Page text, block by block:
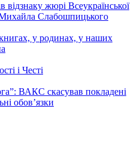
жюрі Всеукраїнської
Михайла Слабошпицького
у родинах, у наших
і Честі
ВАКС скасував покладені
обов’язки